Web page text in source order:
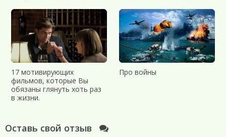
17 мотивирующих
фильмов, которые Вы
обязаны глянуть хоть раз
в жизни.
Про войны
Оставь свой отзыв